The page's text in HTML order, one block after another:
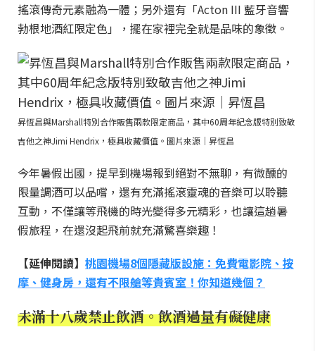
搖滾傳奇元素融為一體；另外還有「Acton III 藍牙音響
勃根地酒紅限定色」，擺在家裡完全就是品味的象徵。
昇恆昌與Marshall特別合作販售兩款限定商品，其中60周年紀念版特別致敬
吉他之神Jimi Hendrix，極具收藏價值。圖片來源｜昇恆昌
今年暑假出國，提早到機場報到絕對不無聊，有微醺的
限量調酒可以品嚐，還有充滿搖滾靈魂的音樂可以聆聽
互動，不僅讓等飛機的時光變得多元精彩，也讓這趟暑
假旅程，在還沒起飛前就充滿驚喜樂趣！
【延伸閱讀】 桃園機場8個隱藏版設施：免費電影院、按
摩、健身房，還有不限艙等貴賓室！你知道幾個？
未滿十八歲禁止飲酒。飲酒過量有礙健康